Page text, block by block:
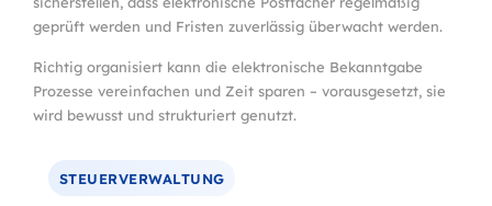
geprüft werden und Fristen zuverlässig überwacht werden.
Richtig organisiert kann die elektronische Bekanntgabe
Prozesse vereinfachen und Zeit sparen – vorausgesetzt, sie
wird bewusst und strukturiert genutzt.
STEUERVERWALTUNG